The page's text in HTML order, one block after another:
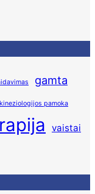
gamta
kineziologijos pamoka
vaistai